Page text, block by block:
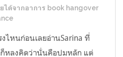
ได้จากอาการ book hangover
ไหนก่อนเลยอ่านSarina ที่
หลงคิดว่านั่นคือปมหลัก แต่